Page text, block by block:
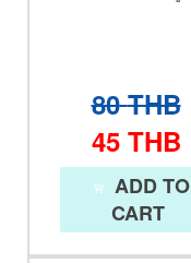
80 THB
45 THB
ADD TO
CART